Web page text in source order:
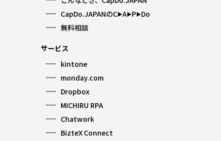
CapDo.JAPANのC▶︎A▶︎P▶︎Do
無料相談
サービス
kintone
monday.com
Dropbox
MICHIRU RPA
Chatwork
BizteX Connect